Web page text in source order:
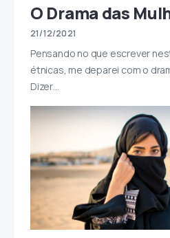
O Drama das
21/12/2021
Pensando no que escrever
étnicas, me deparei com o
Dizer…